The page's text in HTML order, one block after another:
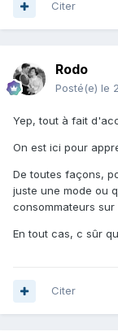
Citer
Rodo
Posté(e) le
Yep, tout à fait
On est ici pour
De toutes façons,
juste une mode ou
consommateurs
En tout cas, c sûr
Citer